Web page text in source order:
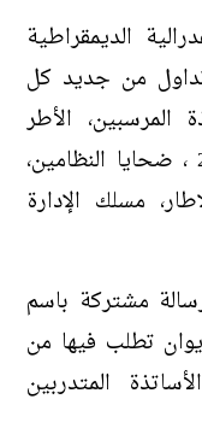
الديمقراطية
من جديد كل
المرسبين، الأطر
المعفاة، خريجي فوج 2014 – 2015 ، ضحايا النظامين،
مسلك الإدارة
مشتركة باسم
تطلب فيها من
المتدربين